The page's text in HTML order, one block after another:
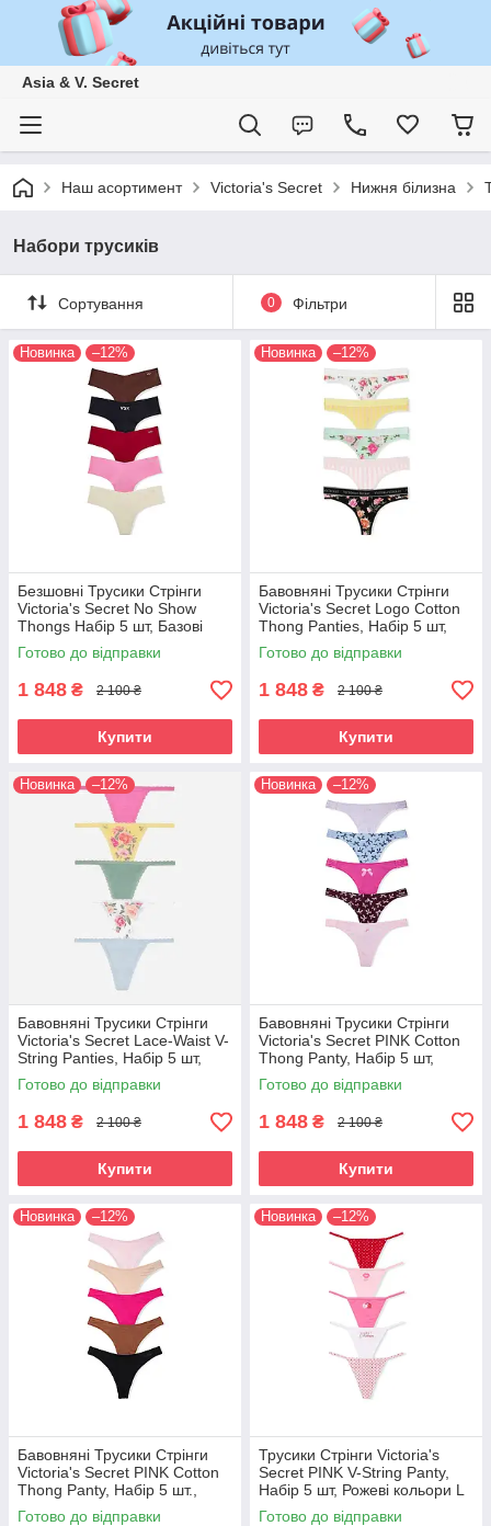
Asia & V. Secret
Наш асортимент Victoria's Secret Нижня білизна
Набори трусиків
Сортування 0 Фільтри
Новинка –12%
Безшовні Трусики Стрінги
Victoria's Secret No Show
Thongs Набір 5 шт, Базові
кольори
Готово до відправки
1 848 ₴ 2 100 ₴
Купити
Новинка –12%
Бавовняні Трусики Стрінги
Victoria's Secret Logo Cotton
Thong Panties, Набір 5 шт,
Різні кольори М
Готово до відправки
1 848 ₴ 2 100 ₴
Купити
Новинка –12%
Бавовняні Трусики Стрінги
Victoria's Secret Lace-Waist V-
String Panties, Набір 5 шт,
Різні кольори M
Готово до відправки
1 848 ₴ 2 100 ₴
Купити
Новинка –12%
Бавовняні Трусики Стрінги
Victoria's Secret PINK Cotton
Thong Panty, Набір 5 шт,
Кольорові бантики
Готово до відправки
1 848 ₴ 2 100 ₴
Купити
Новинка –12%
Бавовняні Трусики Стрінги
Victoria's Secret PINK Cotton
Thong Pantу, Набір 5 шт.,
Різні кольори
Готово до відправки
Новинка –12%
Трусики Стрінги Victoria's
Secret PINK V-String Panty,
Набір 5 шт, Рожеві кольори L
Готово до відправки